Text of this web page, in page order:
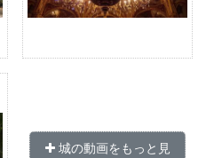
城の動画をもっと見